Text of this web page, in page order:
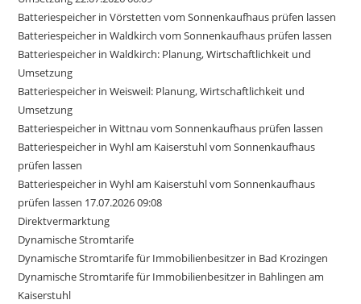
Batteriespeicher in Vörstetten vom Sonnenkaufhaus prüfen lassen
Batteriespeicher in Waldkirch vom Sonnenkaufhaus prüfen lassen
Batteriespeicher in Waldkirch: Planung, Wirtschaftlichkeit und
Umsetzung
Batteriespeicher in Weisweil: Planung, Wirtschaftlichkeit und
Umsetzung
Batteriespeicher in Wittnau vom Sonnenkaufhaus prüfen lassen
Batteriespeicher in Wyhl am Kaiserstuhl vom Sonnenkaufhaus
prüfen lassen
Batteriespeicher in Wyhl am Kaiserstuhl vom Sonnenkaufhaus
prüfen lassen 17.07.2026 09:08
Direktvermarktung
Dynamische Stromtarife
Dynamische Stromtarife für Immobilienbesitzer in Bad Krozingen
Dynamische Stromtarife für Immobilienbesitzer in Bahlingen am
Kaiserstuhl